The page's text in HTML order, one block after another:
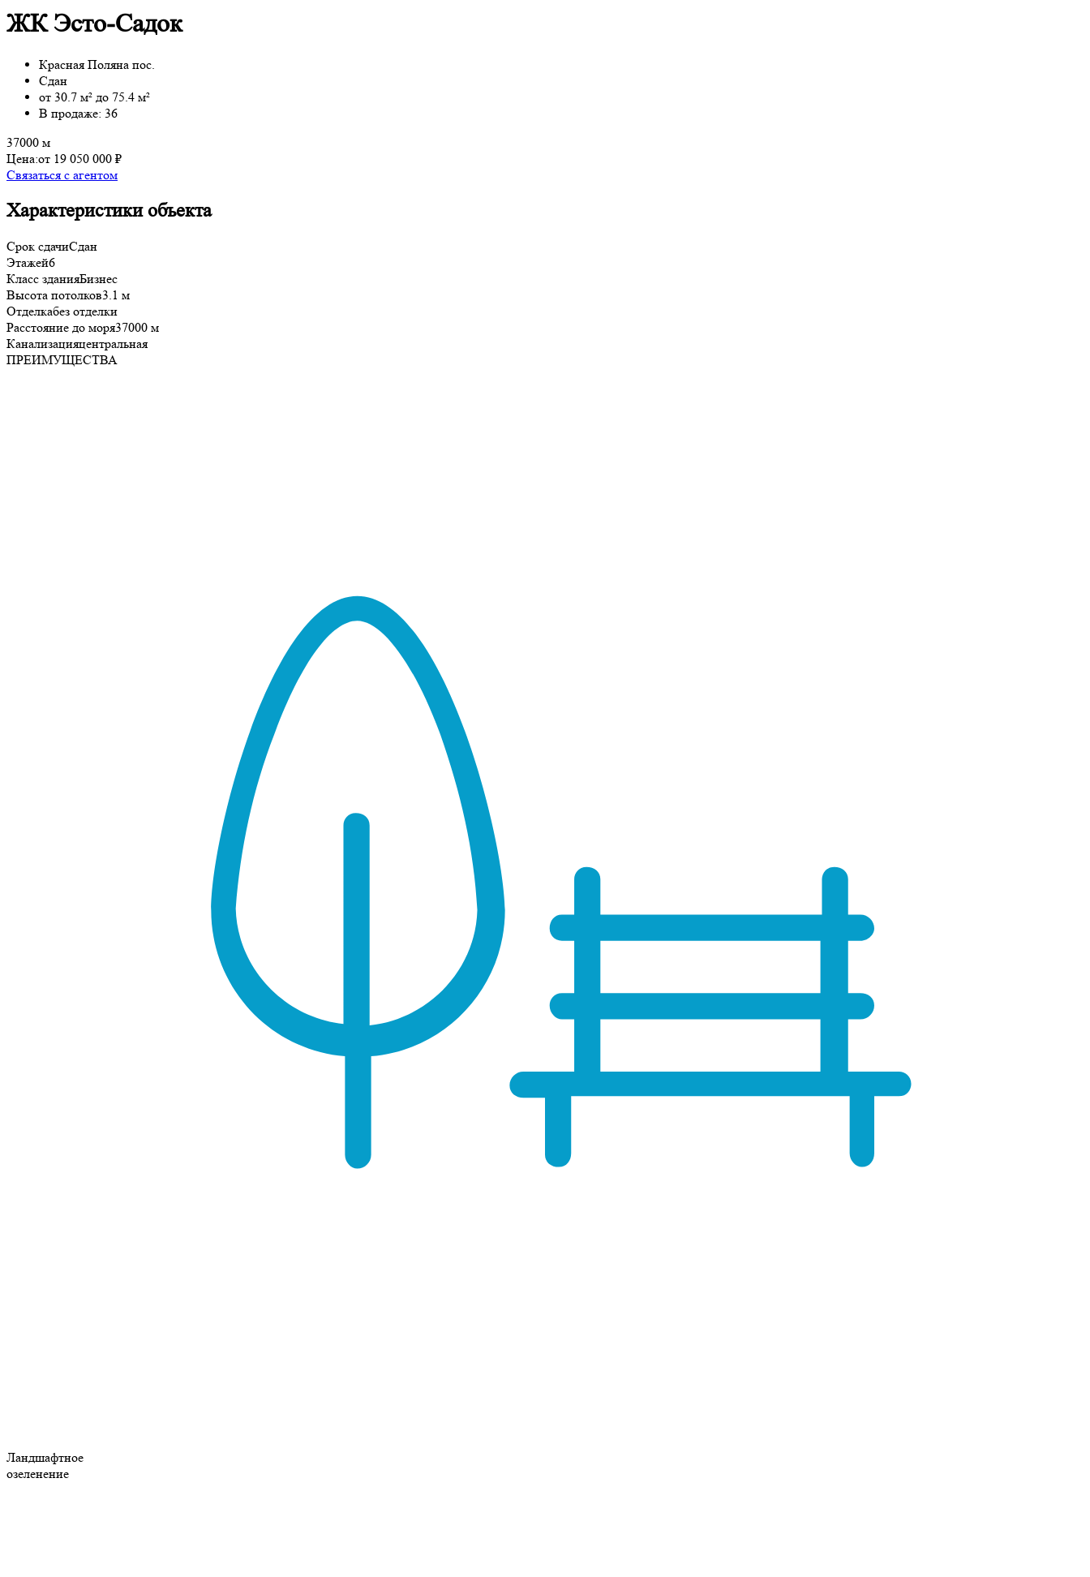
ЖК Эсто-Садок
Красная Поляна пос.
Сдан
от 30.7 м² до 75.4 м²
В продаже: 36
37000 м
Цена:от 19 050 000 ₽
Связаться с агентом
Характеристики объекта
Срок сдачиСдан
Этажей6
Класс зданияБизнес
Высота потолков3.1 м
Отделкабез отделки
Расстояние до моря37000 м
Канализацияцентральная
ПРЕИМУЩЕСТВА
Ландшафтное
озеленение